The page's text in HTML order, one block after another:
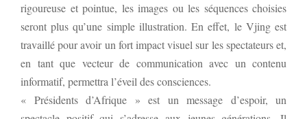
rigoureuse et pointue, les images ou les séquences choisies
seront plus qu’une simple illustration. En effet, le Vjing est
travaillé pour avoir un fort impact visuel sur les spectateurs et,
en tant que vecteur de communication avec un contenu
informatif, permettra l’éveil des consciences.
« Présidents d’Afrique » est un message d’espoir, un